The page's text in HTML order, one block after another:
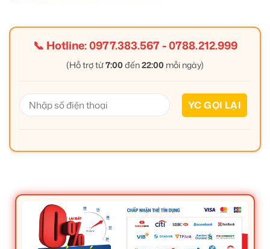
📞 Hotline:0977.383.567-0788.212.999
(Hỗ trợ từ7:00 đến22:00 mỗi ngày)